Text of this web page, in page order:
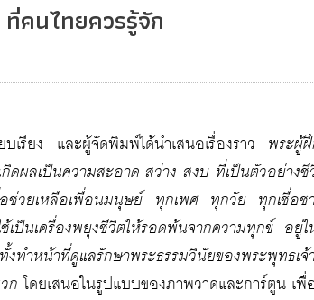
คนไทยควรรู้จัก
รียง และผู้จัดพิมพ์ได้นำเสนอเรื่องราว พระผู้
ดผลเป็นความสะอาด สว่าง สงบ ที่เป็นตัวอย่า
อช่วยเหลือเพื่อนมนุษย์ ทุกเพศ ทุกวัย ทุกเชื่อ
ป็นเครื่องพยุงชีวิตให้รอดพ้นจากความทุกข์ อยู่ใ
ทำหน้าที่ดูแลรักษาพระธรรมวินัยของพระพุทธ
กโดยเสนอในรูปแบบของภาพวาดและการ์ตูน เ